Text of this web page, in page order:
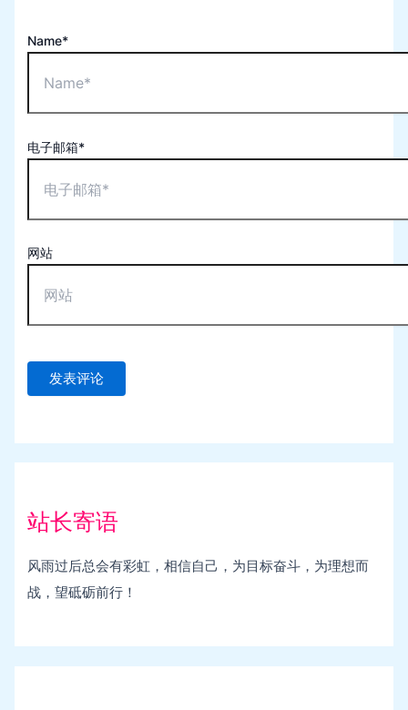
Name*
电子邮箱*
网站
站长寄语
风雨过后总会有彩虹，相信自己，为目标奋斗，为理想而
战，望砥砺前行！